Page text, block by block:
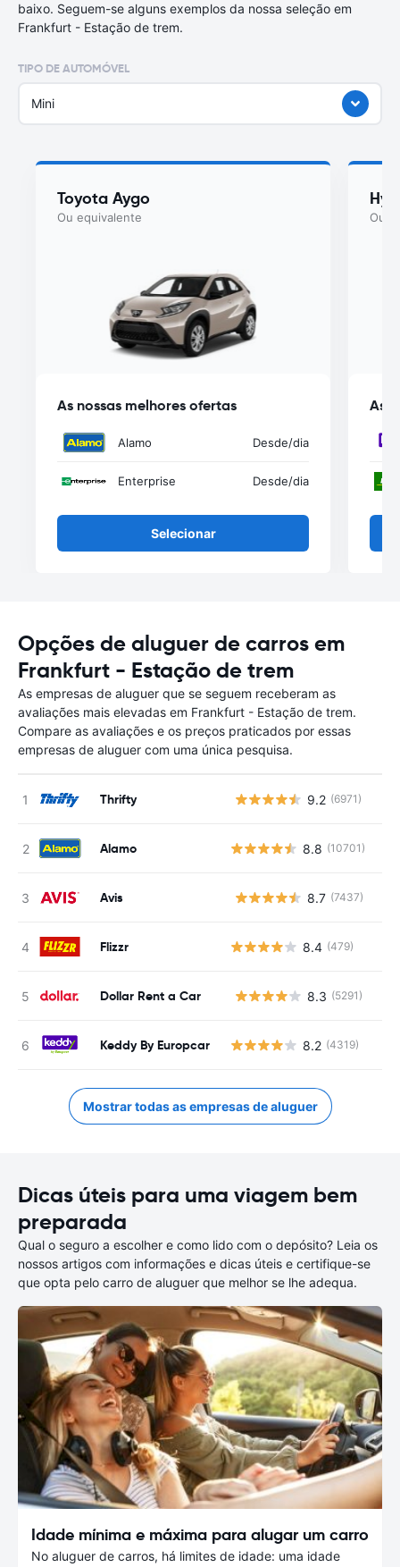
baixo. Seguem-se alguns exemplos da nossa seleção em
Frankfurt - Estação de trem.
TIPO DE AUTOMÓVEL
Mini
Toyota Aygo
Ou equivalente
As nossas melhores ofertas
Alamo Desde/dia
Enterprise Desde/dia
Selecionar
Ou
As
Opções de aluguer de carros em
Frankfurt - Estação de trem
As empresas de aluguer que se seguem receberam as
avaliações mais elevadas em Frankfurt - Estação de trem.
Compare as avaliações e os preços praticados por essas
empresas de aluguer com uma única pesquisa.
Thrifty 9.2 (6971)
Alamo 8.8 (10701)
Avis 8.7 (7437)
Flizzr 8.4 (479)
Dollar Rent a Car 8.3 (5291)
Keddy By Europcar 8.2 (4319)
Mostrar todas as empresas de aluguer
Dicas úteis para uma viagem bem
preparada
Qual o seguro a escolher e como lido com o depósito? Leia os
nossos artigos com informações e dicas úteis e certifique-se
que opta pelo carro de aluguer que melhor se lhe adequa.
Idade mínima e máxima para alugar um carro
No aluguer de carros, há limites de idade: uma idade